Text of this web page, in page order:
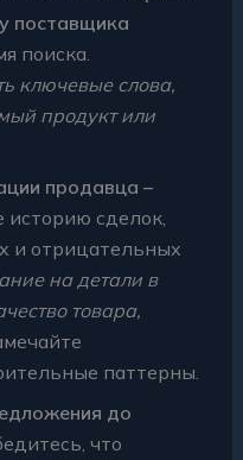
поставщика
поиска.
ключевые слова,
продукт или
продавца –
историю сделок,
и отрицательных
на детали в
товара,
паттерны.
до
что